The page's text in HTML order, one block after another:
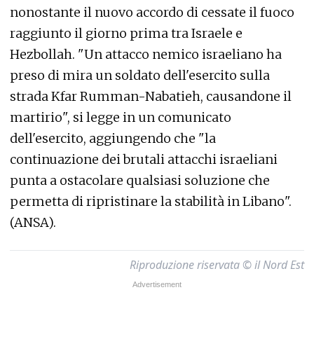
nonostante il nuovo accordo di cessate il fuoco
raggiunto il giorno prima tra Israele e
Hezbollah. "Un attacco nemico israeliano ha
preso di mira un soldato dell'esercito sulla
strada Kfar Rumman-Nabatieh, causandone il
martirio", si legge in un comunicato
dell'esercito, aggiungendo che "la
continuazione dei brutali attacchi israeliani
punta a ostacolare qualsiasi soluzione che
permetta di ripristinare la stabilità in Libano".
(ANSA).
Riproduzione riservata © il Nord Est